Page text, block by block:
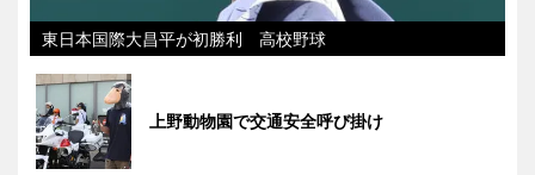
東日本国際大昌平が初勝利 高校野球
上野動物園で交通安全呼び掛け